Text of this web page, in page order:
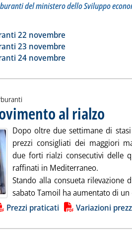
del ministero dello Sviluppo
prezzi carburanti'
notizia
22 novembre
23 novembre
24 novembre
al rialzo
Dopo oltre due settimane di
prezzi consigliati dei maggiori
due forti rialzi consecutivi delle
raffinati in Mediterraneo.
Stando alla consueta rilevazione
sabato Tamoil ha aumentato di un
notizia
Prezzi praticati Variazioni